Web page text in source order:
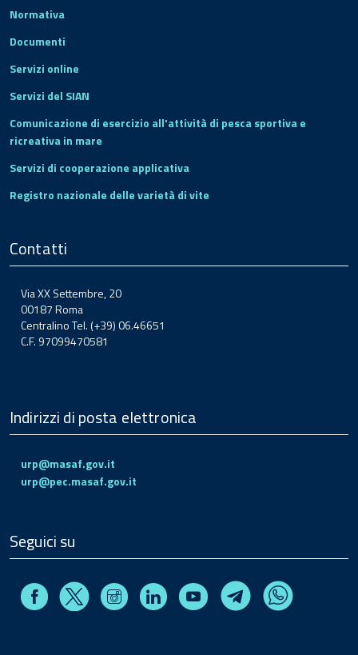
Normativa
Documenti
Servizi online
Servizi del SIAN
Comunicazione di esercizio all'attività di pesca sportiva e
ricreativa in mare
Servizi di cooperazione applicativa
Registro nazionale delle varietà di vite
Contatti
Via XX Settembre, 20
00187 Roma
Centralino Tel. (+39) 06.46651
C.F. 97099470581
Indirizzi di posta elettronica
urp@masaf.gov.it
urp@pec.masaf.gov.it
Seguici su
FacebookX InstagramLinkedin Youtube TelegramWhatsapp